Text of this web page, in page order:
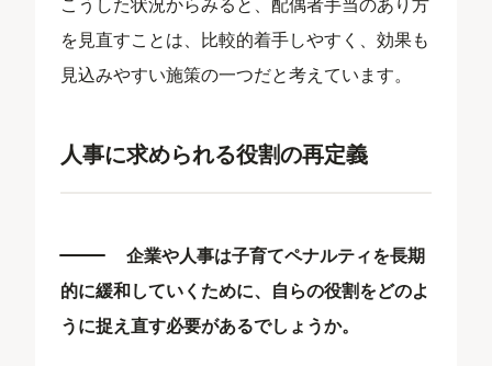
を見直すことは、比較的着手しやすく、効果も
見込みやすい施策の一つだと考えています。
人事に求められる役割の再定義
企業や人事は子育てペナルティを長期
的に緩和していくために、自らの役割をどのよ
うに捉え直す必要があるでしょうか。